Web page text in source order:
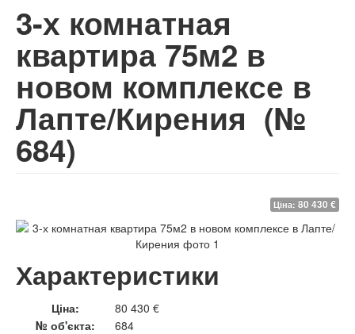
3-х комнатная
квартира 75м2 в
новом комплексе в
Лапте/Кирения (№
684)
Ціна: 80 430 €
Характеристики
Ціна:
80 430 €
№ об'єкта:
684